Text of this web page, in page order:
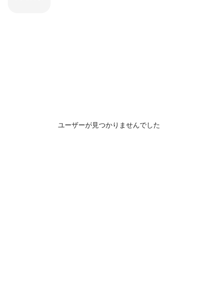
ユーザーが見つかりませんでした